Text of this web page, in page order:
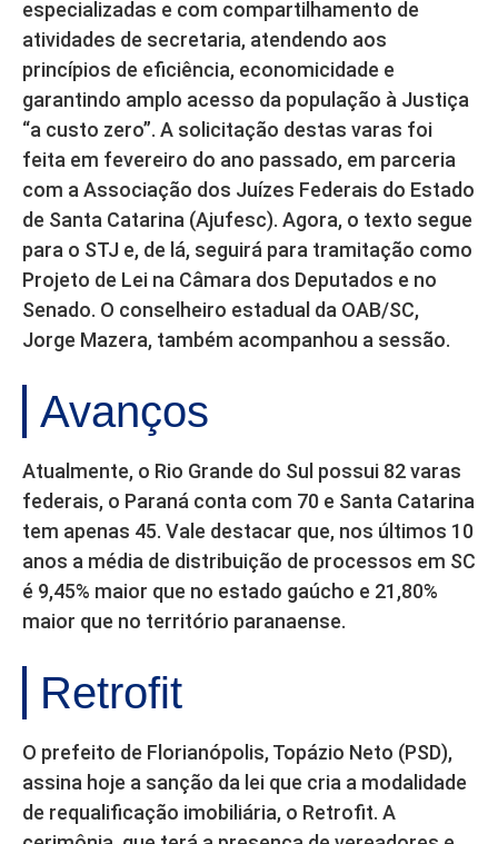
especializadas e com compartilhamento de
atividades de secretaria, atendendo aos
princípios de eficiência, economicidade e
garantindo amplo acesso da população à Justiça
“a custo zero”. A solicitação destas varas foi
feita em fevereiro do ano passado, em parceria
com a Associação dos Juízes Federais do Estado
de Santa Catarina (Ajufesc). Agora, o texto segue
para o STJ e, de lá, seguirá para tramitação como
Projeto de Lei na Câmara dos Deputados e no
Senado. O conselheiro estadual da OAB/SC,
Jorge Mazera, também acompanhou a sessão.
Avanços
Atualmente, o Rio Grande do Sul possui 82 varas
federais, o Paraná conta com 70 e Santa Catarina
tem apenas 45. Vale destacar que, nos últimos 10
anos a média de distribuição de processos em SC
é 9,45% maior que no estado gaúcho e 21,80%
maior que no território paranaense.
Retrofit
O prefeito de Florianópolis, Topázio Neto (PSD),
assina hoje a sanção da lei que cria a modalidade
de requalificação imobiliária, o Retrofit. A